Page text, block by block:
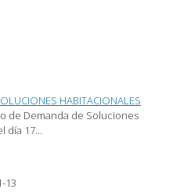
HABITACIONALES
de Demanda de Soluciones
17…
13